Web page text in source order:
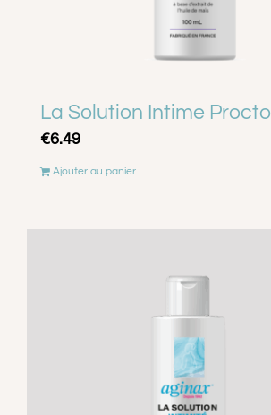
La Solution Intime Procto
€6.49
Ajouter au panier